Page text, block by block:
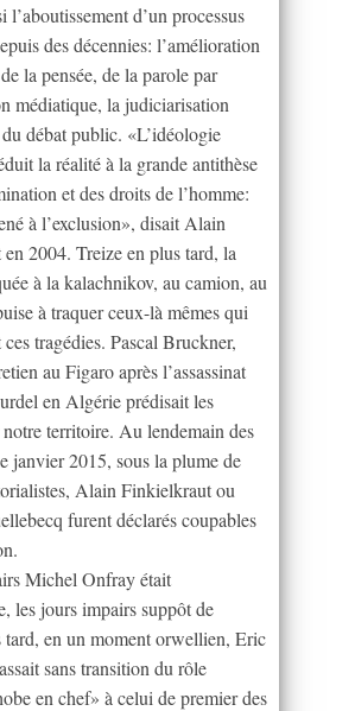
l’aboutissement d’un processus
des décennies: l’amélioration
la pensée, de la parole par
médiatique, la judiciarisation
débat public. «L’idéologie
la réalité à la grande antithèse
et des droits de l’homme:
à l’exclusion», disait Alain
2004. Treize en plus tard, la
à la kalachnikov, au camion, au
à traquer ceux-là mêmes qui
tragédies. Pascal Bruckner,
au Figaro après l’assassinat
en Algérie prédisait les
notre territoire. Au lendemain des
janvier 2015, sous la plume de
Alain Finkielkraut ou
furent déclarés coupables
Michel Onfray était
les jours impairs suppôt de
tard, en un moment orwellien, Eric
sans transition du rôle
en chef» à celui de premier des